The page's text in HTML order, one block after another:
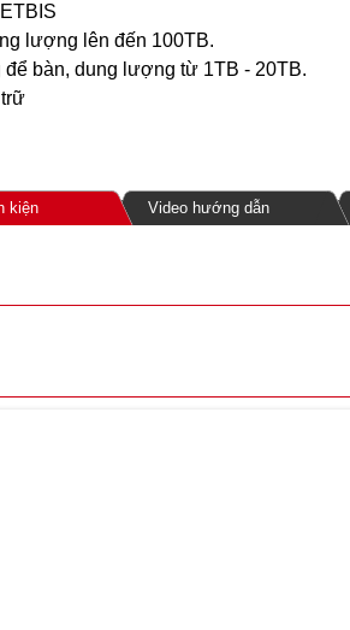
lượng lên đến 100TB.
bàn, dung lượng từ 1TB - 20TB.
kiện Video hướng dẫn